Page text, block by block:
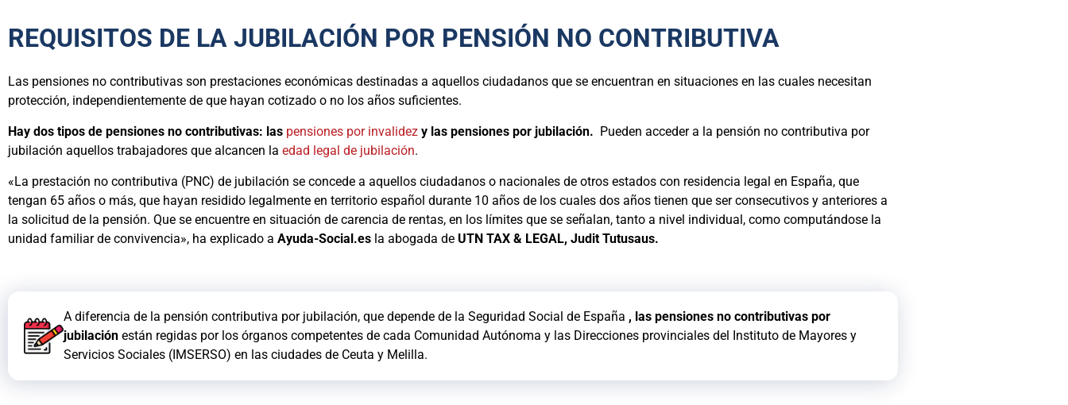
REQUISITOS DE LA JUBILACIÓN POR PENSIÓN NO CONTRIBUTIVA
Las pensiones no contributivas son prestaciones económicas destinadas a aquellos ciudadanos que se encuentran en situaciones en las cuales necesitan
protección, independientemente de que hayan cotizado o no los años suficientes.
Hay dos tipos de pensiones no contributivas: las pensiones por invalidez y las pensiones por jubilación. Pueden acceder a la pensión no contributiva por
jubilación aquellos trabajadores que alcancen la edad legal de jubilación.
«La prestación no contributiva (PNC) de jubilación se concede a aquellos ciudadanos o nacionales de otros estados con residencia legal en España, que
tengan 65 años o más, que hayan residido legalmente en territorio español durante 10 años de los cuales dos años tienen que ser consecutivos y anteriores a
la solicitud de la pensión. Que se encuentre en situación de carencia de rentas, en los límites que se señalan, tanto a nivel individual, como computándose la
unidad familiar de convivencia», ha explicado a Ayuda-Social.es la abogada de UTN TAX & LEGAL, Judit Tutusaus.
A diferencia de la pensión contributiva por jubilación, que depende de la Seguridad Social de España , las pensiones no contributivas por
jubilación están regidas por los órganos competentes de cada Comunidad Autónoma y las Direcciones provinciales del Instituto de Mayores y
Servicios Sociales (IMSERSO) en las ciudades de Ceuta y Melilla.